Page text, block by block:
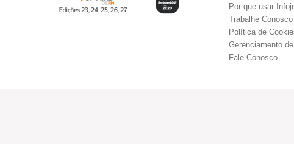
Por que usar
Trabalhe Conosco
Política de
Gerenciamento
Fale Conosco